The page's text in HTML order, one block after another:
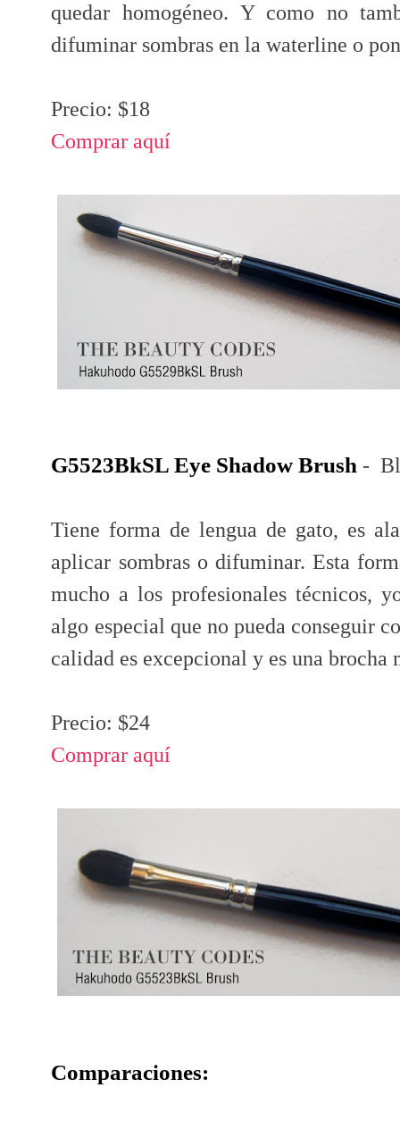
quedar homogéneo. Y como no
difuminar sombras en la waterline o
Precio: $18
Comprar aquí
G5523BkSL Eye Shadow Brush -
Tiene forma de lengua de gato, es
aplicar sombras o difuminar. Esta
mucho a los profesionales técnicos,
algo especial que no pueda conseguir
calidad es excepcional y es una brocha
Precio: $24
Comprar aquí
Comparaciones: